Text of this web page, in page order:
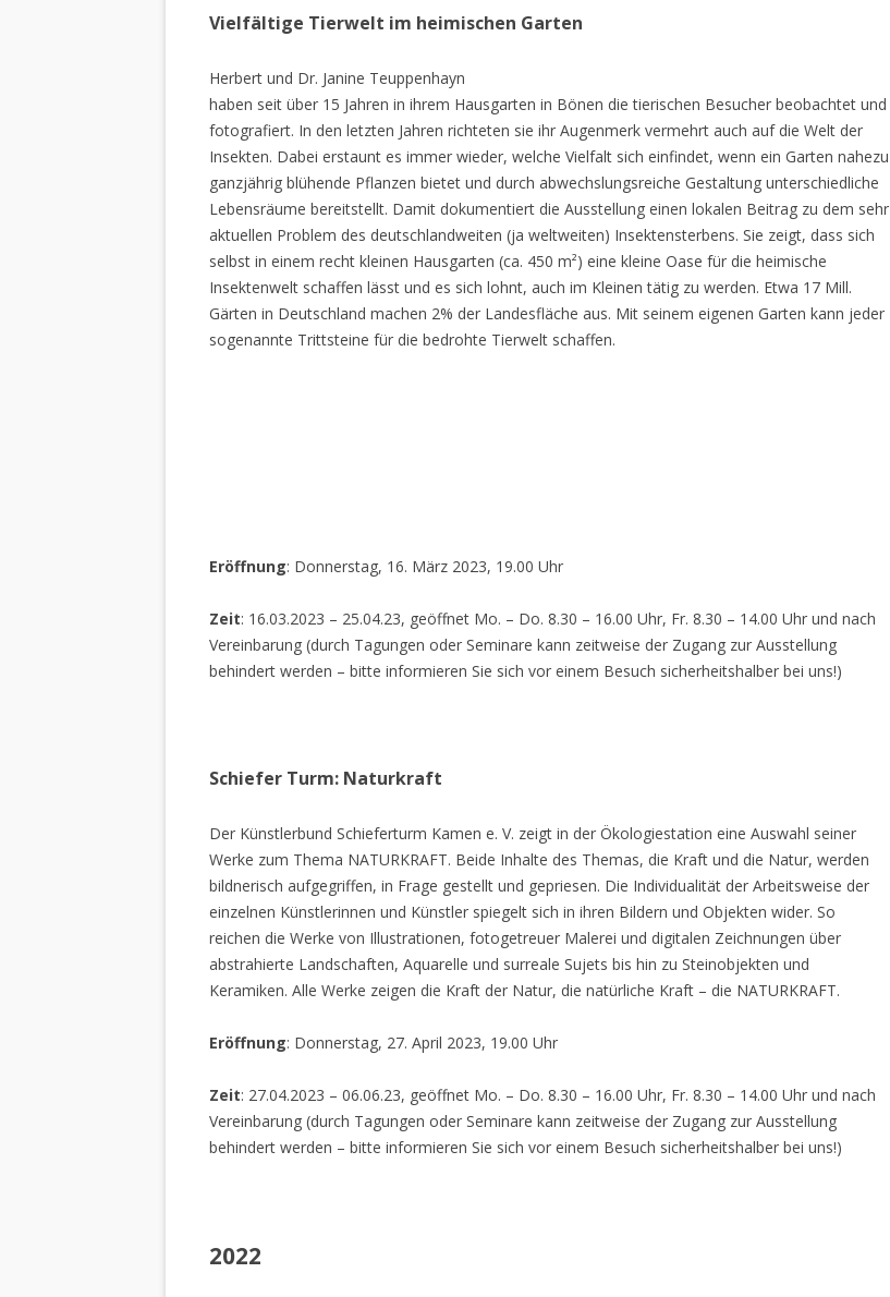
Vielfältige Tierwelt im heimischen Garten
Herbert und Dr. Janine Teuppenhayn
haben seit über 15 Jahren in ihrem Hausgarten in Bönen die tierischen Besucher beobachtet und
fotografiert. In den letzten Jahren richteten sie ihr Augenmerk vermehrt auch auf die Welt der
Insekten. Dabei erstaunt es immer wieder, welche Vielfalt sich einfindet, wenn ein Garten nahezu
ganzjährig blühende Pflanzen bietet und durch abwechslungsreiche Gestaltung unterschiedliche
Lebensräume bereitstellt. Damit dokumentiert die Ausstellung einen lokalen Beitrag zu dem sehr
aktuellen Problem des deutschlandweiten (ja weltweiten) Insektensterbens. Sie zeigt, dass sich
selbst in einem recht kleinen Hausgarten (ca. 450 m²) eine kleine Oase für die heimische
Insektenwelt schaffen lässt und es sich lohnt, auch im Kleinen tätig zu werden. Etwa 17 Mill.
Gärten in Deutschland machen 2% der Landesfläche aus. Mit seinem eigenen Garten kann jeder
sogenannte Trittsteine für die bedrohte Tierwelt schaffen.
Eröffnung: Donnerstag, 16. März 2023, 19.00 Uhr
Zeit: 16.03.2023 – 25.04.23, geöffnet Mo. – Do. 8.30 – 16.00 Uhr, Fr. 8.30 – 14.00 Uhr und nach
Vereinbarung (durch Tagungen oder Seminare kann zeitweise der Zugang zur Ausstellung
behindert werden – bitte informieren Sie sich vor einem Besuch sicherheitshalber bei uns!)
Schiefer Turm: Naturkraft
Der Künstlerbund Schieferturm Kamen e. V. zeigt in der Ökologiestation eine Auswahl seiner
Werke zum Thema NATURKRAFT. Beide Inhalte des Themas, die Kraft und die Natur, werden
bildnerisch aufgegriffen, in Frage gestellt und gepriesen. Die Individualität der Arbeitsweise der
einzelnen Künstlerinnen und Künstler spiegelt sich in ihren Bildern und Objekten wider. So
reichen die Werke von Illustrationen, fotogetreuer Malerei und digitalen Zeichnungen über
abstrahierte Landschaften, Aquarelle und surreale Sujets bis hin zu Steinobjekten und
Keramiken. Alle Werke zeigen die Kraft der Natur, die natürliche Kraft – die NATURKRAFT.
Eröffnung: Donnerstag, 27. April 2023, 19.00 Uhr
Zeit: 27.04.2023 – 06.06.23, geöffnet Mo. – Do. 8.30 – 16.00 Uhr, Fr. 8.30 – 14.00 Uhr und nach
Vereinbarung (durch Tagungen oder Seminare kann zeitweise der Zugang zur Ausstellung
behindert werden – bitte informieren Sie sich vor einem Besuch sicherheitshalber bei uns!)
2022